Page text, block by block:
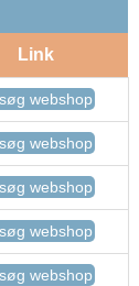
Link
webshop
webshop
webshop
webshop
webshop